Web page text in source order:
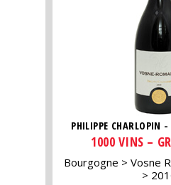
PHILIPPE CHARLOPIN
1000 VINS –
Bourgogne Vosne